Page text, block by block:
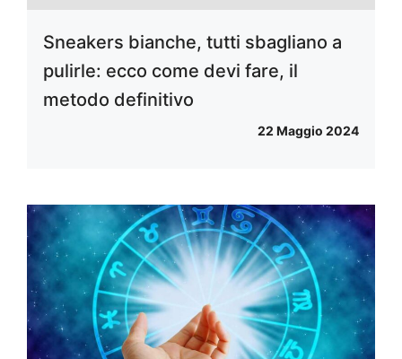
Sneakers bianche, tutti sbagliano a
pulirle: ecco come devi fare, il
metodo definitivo
22 Maggio 2024